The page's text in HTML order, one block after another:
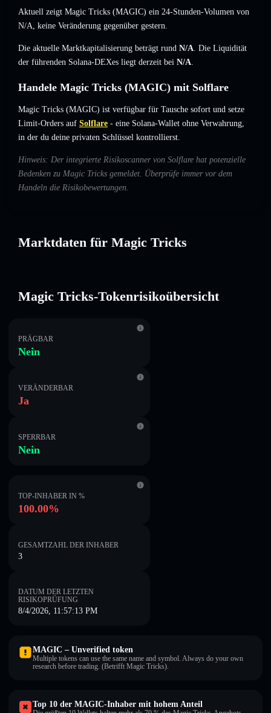
Aktuell zeigt Magic Tricks (MAGIC) ein 24-Stunden-Volumen von
N/A, keine Veränderung gegenüber gestern.
Die aktuelle Marktkapitalisierung beträgt rund N/A. Die Liquidität
der führenden Solana-DEXes liegt derzeit bei N/A.
Handele Magic Tricks (MAGIC) mit Solflare
Magic Tricks (MAGIC) ist verfügbar für Tausche sofort und setze
Limit-Orders auf Solflare - eine Solana-Wallet ohne Verwahrung,
in der du deine privaten Schlüssel kontrollierst.
Hinweis: Der integrierte Risikoscanner von Solflare hat potenzielle
Bedenken zu Magic Tricks gemeldet. Überprüfe immer vor dem
Handeln die Risikobewertungen.
Marktdaten für Magic Tricks
Magic Tricks-Tokenrisikoübersicht
PRÄGBAR
Nein
VERÄNDERBAR
Ja
SPERRBAR
Nein
TOP-INHABER IN %
100.00%
GESAMTZAHL DER INHABER
3
DATUM DER LETZTEN
RISIKOPRÜFUNG
8/4/2026, 11:57:13 PM
MAGIC – Unverified token
Multiple tokens can use the same name and symbol. Always do your own
research before trading. (Betrifft Magic Tricks).
Top 10 der MAGIC-Inhaber mit hohem Anteil